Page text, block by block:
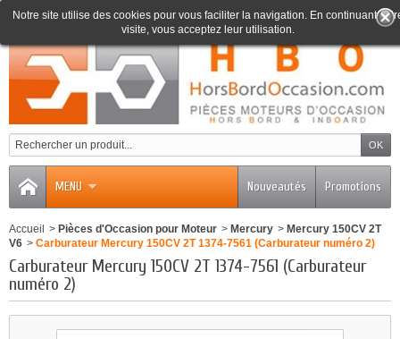
0
MENU Promotions
Nouveautés
Notre site utilise des cookies pour vous faciliter la navigation. En continuant
visite, vous acceptez leur utilisation.
Accueil > Pièces d'Occasion pour Moteur > Mercury > Mercury 150CV 2T
V6 > Carburateur Mercury 150CV 2T 1374-7561 (Carburateur numéro 2)
Carburateur Mercury 150CV 2T 1374-7561 (Carburateur
numéro 2)